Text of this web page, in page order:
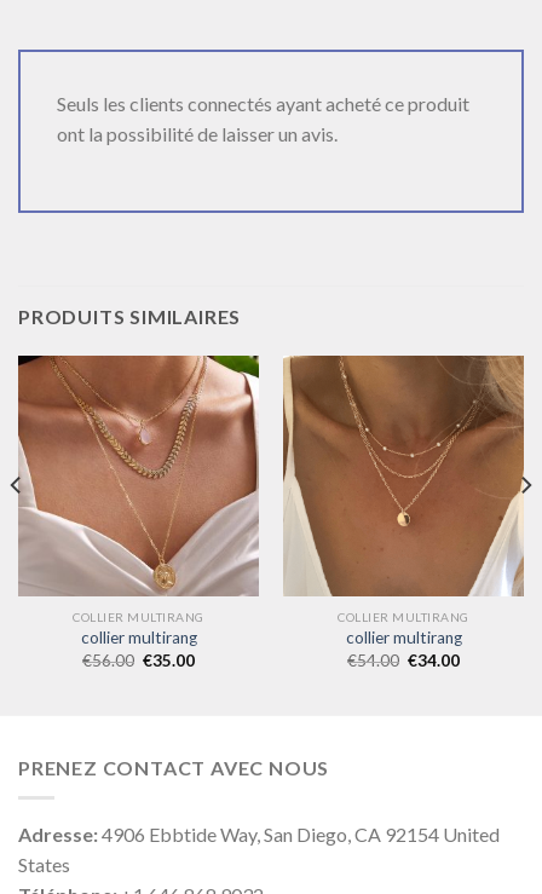
Seuls les clients connectés ayant acheté ce produit
ont la possibilité de laisser un avis.
PRODUITS SIMILAIRES
COLLIER MULTIRANG
collier multirang
€56.00 €35.00
COLLIER MULTIRANG
collier multirang
€54.00 €34.00
PRENEZ CONTACT AVEC NOUS
Adresse:4906 Ebbtide Way, San Diego, CA 92154 United
States